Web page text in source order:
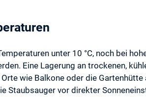
unter 10 °C, noch bei
Eine Lagerung an trockenen,
wie Balkone oder die Gartenhütte
Staubsauger vor direkter